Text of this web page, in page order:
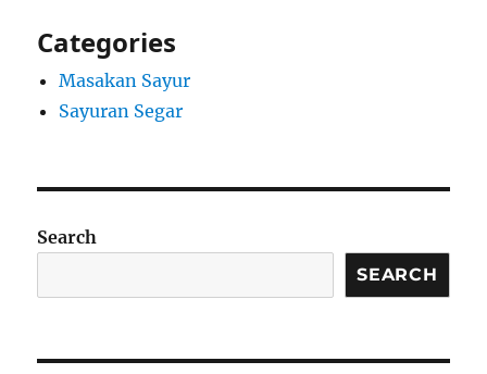
Categories
Masakan Sayur
Sayuran Segar
Search
SEARCH